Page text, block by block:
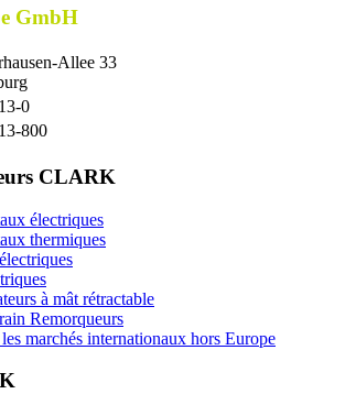
GmbH
Allee 33
0
800
CLARK
électriques
thermiques
à mât rétractable
Remorqueurs
marchés internationaux hors Europe